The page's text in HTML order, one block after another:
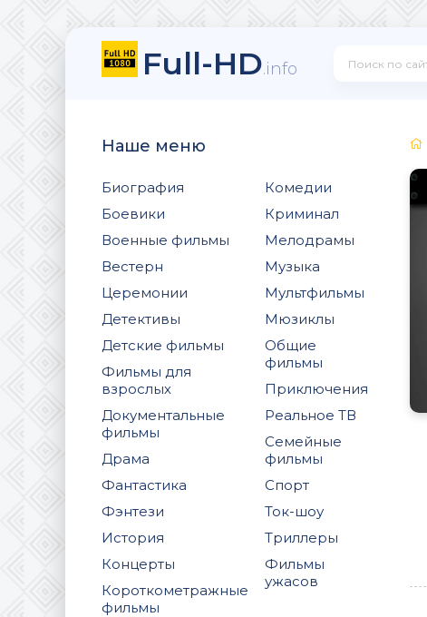
Full-HD.info
Наше меню
Биография
Боевики
Военные фильмы
Вестерн
Церемонии
Детективы
Детские фильмы
Фильмы для
взрослых
Документальные
фильмы
Драма
Фантастика
Фэнтези
История
Концерты
Короткометражные
фильмы
Комедии
Криминал
Мелодрамы
Музыка
Мультфильмы
Мюзиклы
Общие
фильмы
Приключения
Реальное ТВ
Семейные
фильмы
Спорт
Ток-шоу
Триллеры
Фильмы
ужасов